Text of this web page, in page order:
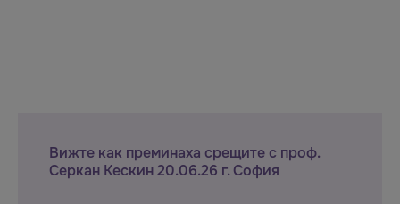
Вижте как преминаха срещите с проф.
Серкан Кескин 20.06.26 г. София